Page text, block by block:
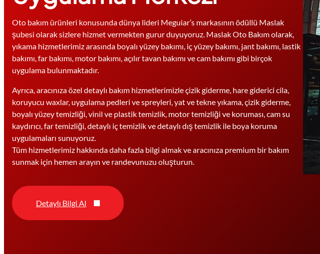
Oto bakım ürünleri konusunda dünya lideri Meguiar’s markasının ödüllü Maslak
şubesi olarak sizlere hizmet vermekten gurur duyuyoruz. Maslak Oto Bakım olarak,
yıkama hizmetlerimiz arasında boyalı yüzey bakımı, iç yüzey bakımı, jant bakımı, lastik
bakımı, far bakımı, motor bakımı, açılır tavan bakımı ve cam bakımı gibi birçok
uygulama bulunmaktadır.
Ayrıca, aracınıza özel detaylı bakım hizmetlerimizle çizik giderme, hare giderici cila,
koruyucu waxlar, uygulama pedleri ve spreyleri, yat ve tekne yıkama, çizik giderme,
boyalı yüzey temizliği, vinil ve plastik temizlik, motor temizliği ve koruması, cam su
kaydırıcı, far temizliği, detaylı iç temizlik ve detaylı dış temizlik ile boya koruma
uygulamaları sunuyoruz.
Tüm hizmetlerimiz hakkında daha fazla bilgi almak ve aracınıza premium bir bakım
sunmak için hemen arayın ve randevunuzu oluşturun.
Detaylı Bilgi Al